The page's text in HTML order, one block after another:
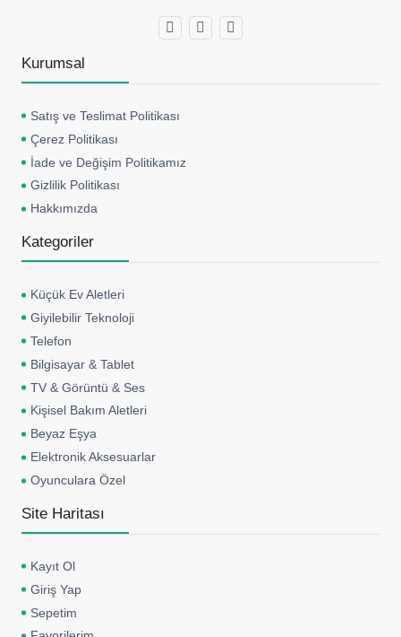
Kurumsal
Satış ve Teslimat Politikası
Çerez Politikası
İade ve Değişim Politikamız
Gizlilik Politikası
Hakkımızda
Kategoriler
Küçük Ev Aletleri
Giyilebilir Teknoloji
Telefon
Bilgisayar & Tablet
TV & Görüntü & Ses
Kişisel Bakım Aletleri
Beyaz Eşya
Elektronik Aksesuarlar
Oyunculara Özel
Site Haritası
Kayıt Ol
Giriş Yap
Sepetim